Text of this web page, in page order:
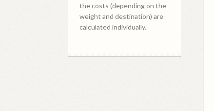
the costs (depending on the
weight and destination) are
calculated individually.